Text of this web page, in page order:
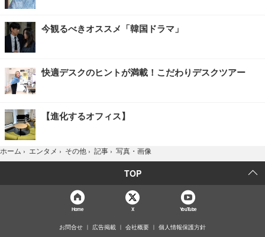
今観るべきオススメ「韓国ドラマ」
快適デスクのヒントが満載！こだわりデスクツアー
【進化するオフィス】
ホーム › エンタメ › その他 › 記事 › 写真・画像
TOP
Home X YouTube
お問合せ 広告掲載 会社概要 個人情報保護方針